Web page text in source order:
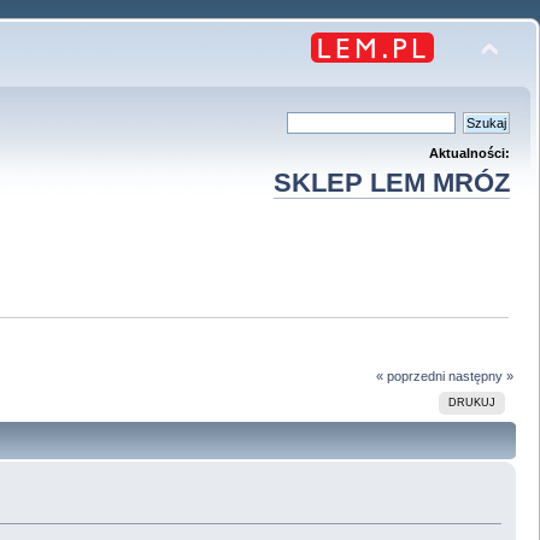
Aktualności:
SKLEP LEM MRÓZ
« poprzedni następny »
DRUKUJ